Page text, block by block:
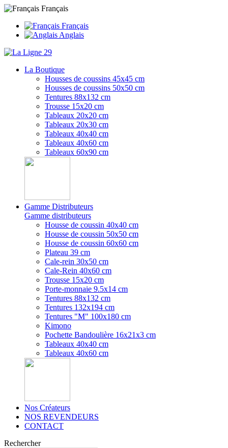
Français
Français
Anglais
La Boutique
Housses de coussins 45x45 cm
Housses de coussins 50x50 cm
Tentures 88x132 cm
Trousse 15x20 cm
Tableaux 20x20 cm
Tableaux 20x30 cm
Tableaux 40x40 cm
Tableaux 40x60 cm
Tableaux 60x90 cm
Gamme Distributeurs
Gamme distributeurs
Housse de coussin 40x40 cm
Housse de coussin 50x50 cm
Housse de coussin 60x60 cm
Plateau 39 cm
Cale-rein 30x50 cm
Cale-Rein 40x60 cm
Trousse 15x20 cm
Porte-monnaie 9.5x14 cm
Tentures 88x132 cm
Tentures 132x194 cm
Tentures "M" 100x180 cm
Kimono
Pochette Bandoulière 16x21x3 cm
Tableaux 40x40 cm
Tableaux 40x60 cm
Nos Créateurs
NOS REVENDEURS
CONTACT
Rechercher